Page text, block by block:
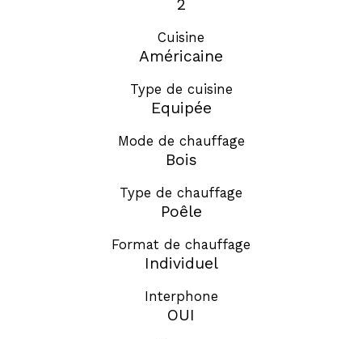
2
Cuisine
Américaine
Type de cuisine
Equipée
Mode de chauffage
Bois
Type de chauffage
Poêle
Format de chauffage
Individuel
Interphone
OUI